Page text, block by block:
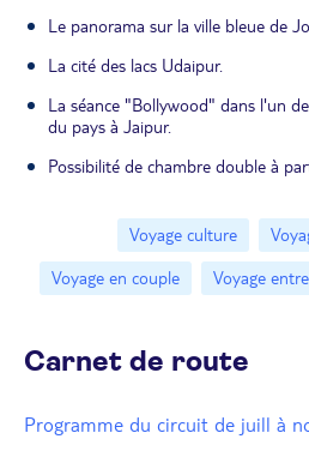
Le panorama sur la ville bleue de
La cité des lacs Udaipur.
La séance "Bollywood" dans l'un
du pays à Jaipur.
Possibilité de chambre double à
Voyage culture
Voyage en couple
Voyage
Carnet de route
Programme du circuit de juill à